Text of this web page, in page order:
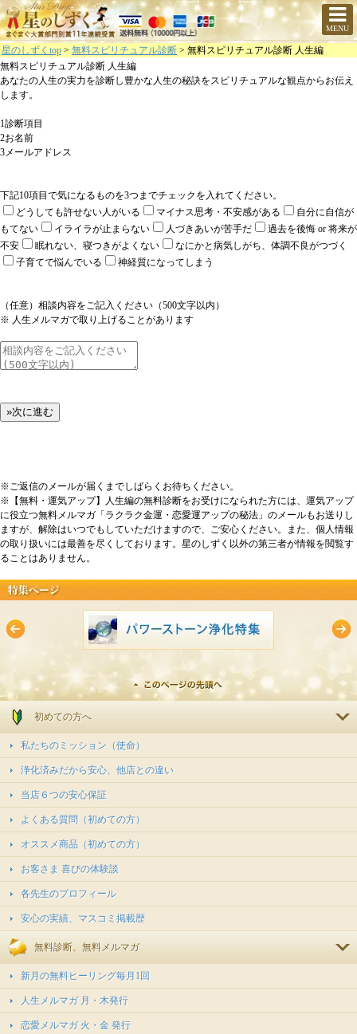
MENU
星のしずくtop > 無料スピリチュアル診断 > 無料スピリチュアル診断 人生編
無料スピリチュアル診断 人生編
あなたの人生の実力を診断し豊かな人生の秘訣をスピリチュアルな観点からお伝え
します。
1診断項目
2お名前
3メールアドレス
下記10項目で気になるものを3つまでチェックを入れてください。
どうしても許せない人がいる
マイナス思考・不安感がある
自分に自信が
もてない
イライラが止まらない 人づきあいが苦手だ
過去を後悔 or 将来が
不安
眠れない、寝つきがよくない
なにかと病気しがち、体調不良がつづく
子育てで悩んでいる
神経質になってしまう
（任意）相談内容をご記入ください（500文字以内）
※ 人生メルマガで取り上げることがあります
※ご返信のメールが届くまでしばらくお待ちください。
※【無料・運気アップ】人生編の無料診断をお受けになられた方には、運気アップ
に役立つ無料メルマガ「ラクラク金運・恋愛運アップの秘法」のメールもお送りし
ますが、解除はいつでもしていただけますので、ご安心ください。また、個人情報
の取り扱いには最善を尽くしております。星のしずく以外の第三者が情報を閲覧す
ることはありません。
初めての方へ
私たちのミッション（使命）
浄化済みだから安心、他店との違い
当店６つの安心保証
よくある質問（初めての方）
オススメ商品（初めての方）
お客さま 喜びの体験談
各先生のプロフィール
安心の実績、マスコミ掲載歴
無料診断、無料メルマガ
新月の無料ヒーリング毎月1回
人生メルマガ 月・木発行
恋愛メルマガ 火・金 発行